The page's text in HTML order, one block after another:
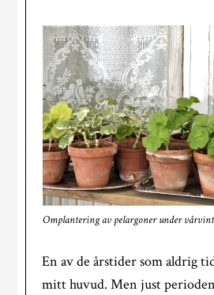
Omplantering av pelargoner under
En av de årstider som aldrig
mitt huvud. Men just